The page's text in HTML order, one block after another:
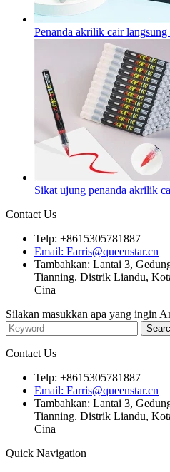
Penanda akrilik cair
Sikat ujung penanda akrilik
Contact Us
Telp: +8615305781887
Email: Farris@queenstar.cn
Tambahkan: Lantai 3,
Tianning. Distrik Liandu,
Cina
Silakan masukkan apa yang ingin
Contact Us
Telp: +8615305781887
Email: Farris@queenstar.cn
Tambahkan: Lantai 3,
Tianning. Distrik Liandu,
Cina
Quick Navigation